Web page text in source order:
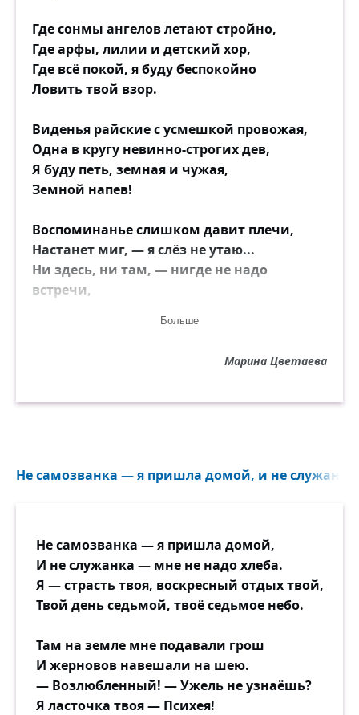
Где сонмы ангелов летают стройно,
Где арфы, лилии и детский хор,
Где всё покой, я буду беспокойно
Ловить твой взор.
Виденья райские с усмешкой провожая,
Одна в кругу невинно-строгих дев,
Я буду петь, земная и чужая,
Земной напев!
Воспоминанье слишком давит плечи,
Настанет миг, — я слёз не утаю...
Ни здесь, ни там, — нигде не надо
встречи,
Больше
Марина Цветаева
Не самозванка — я пришла домой, и не
Не самозванка — я пришла домой,
И не служанка — мне не надо хлеба.
Я — страсть твоя, воскресный отдых твой,
Твой день седьмой, твоё седьмое небо.
Там на земле мне подавали грош
И жерновов навешали на шею.
— Возлюбленный! — Ужель не узнаёшь?
Я ласточка твоя — Психея!